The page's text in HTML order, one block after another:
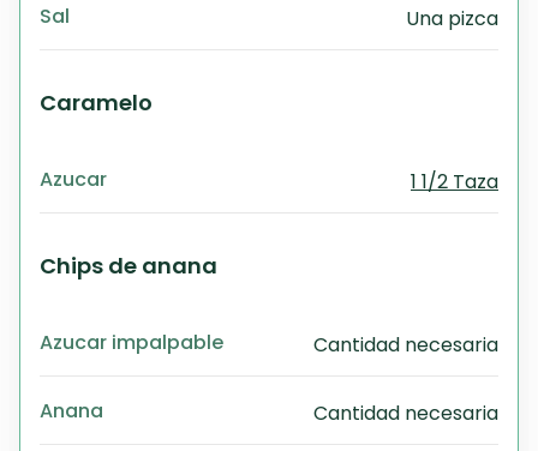
Sal Una pizca
Caramelo
Azucar 1 1/2 Taza
Chips de anana
Azucar impalpable Cantidad necesaria
Anana Cantidad necesaria